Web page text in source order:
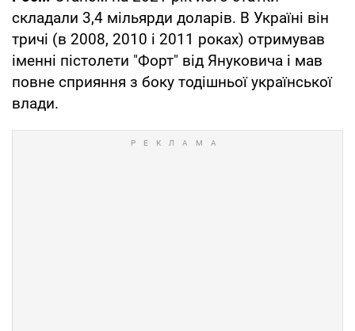
складали 3,4 мільярди доларів. В Україні він
тричі (в 2008, 2010 і 2011 роках) отримував
іменні пістолети "Форт" від Януковича і мав
повне сприяння з боку тодішньої української
влади.